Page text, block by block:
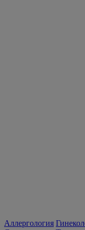
Аллергология